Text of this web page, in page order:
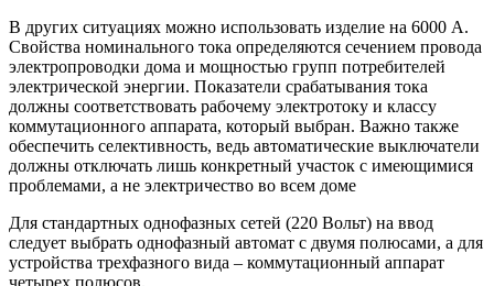
В других ситуациях можно использовать изделие на 6000 А.
Свойства номинального тока определяются сечением провода
электропроводки дома и мощностью групп потребителей
электрической энергии. Показатели срабатывания тока
должны соответствовать рабочему электротоку и классу
коммутационного аппарата, который выбран. Важно также
обеспечить селективность, ведь автоматические выключатели
должны отключать лишь конкретный участок с имеющимися
проблемами, а не электричество во всем доме
Для стандартных однофазных сетей (220 Вольт) на ввод
следует выбрать однофазный автомат с двумя полюсами, а для
устройства трехфазного вида – коммутационный аппарат
четырех полюсов.